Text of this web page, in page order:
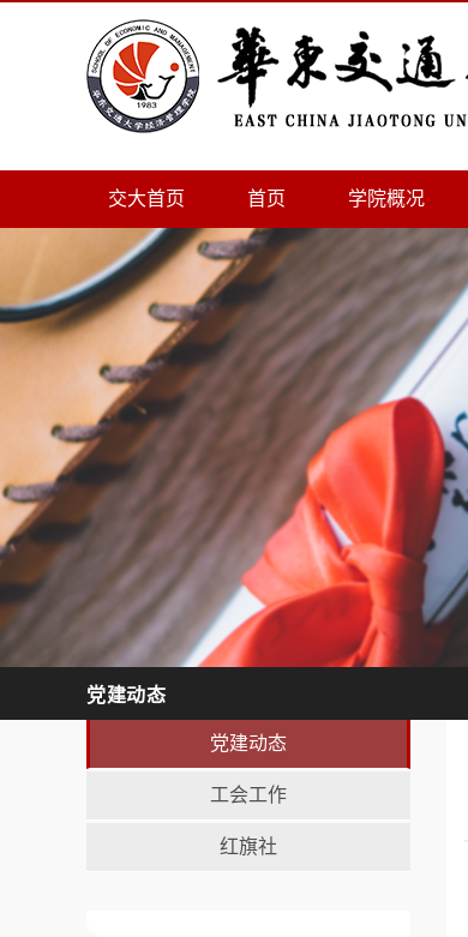
交大首页 首页 学院概况
党建动态
党建动态
工会工作
红旗社